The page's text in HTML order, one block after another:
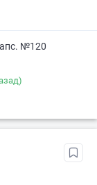
№120